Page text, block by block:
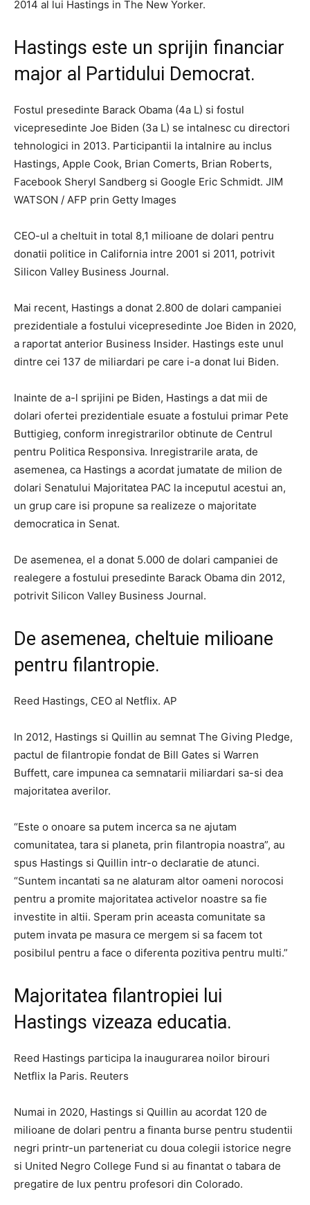
2014 al lui Hastings in The New Yorker.
Hastings este un sprijin financiar
major al Partidului Democrat.
Fostul presedinte Barack Obama (4a L) si fostul
vicepresedinte Joe Biden (3a L) se intalnesc cu directori
tehnologici in 2013. Participantii la intalnire au inclus
Hastings, Apple Cook, Brian Comerts, Brian Roberts,
Facebook Sheryl Sandberg si Google Eric Schmidt. JIM
WATSON / AFP prin Getty Images
CEO-ul a cheltuit in total 8,1 milioane de dolari pentru
donatii politice in California intre 2001 si 2011, potrivit
Silicon Valley Business Journal.
Mai recent, Hastings a donat 2.800 de dolari campaniei
prezidentiale a fostului vicepresedinte Joe Biden in 2020,
a raportat anterior Business Insider. Hastings este unul
dintre cei 137 de miliardari pe care i-a donat lui Biden.
Inainte de a-l sprijini pe Biden, Hastings a dat mii de
dolari ofertei prezidentiale esuate a fostului primar Pete
Buttigieg, conform inregistrarilor obtinute de Centrul
pentru Politica Responsiva. Inregistrarile arata, de
asemenea, ca Hastings a acordat jumatate de milion de
dolari Senatului Majoritatea PAC la inceputul acestui an,
un grup care isi propune sa realizeze o majoritate
democratica in Senat.
De asemenea, el a donat 5.000 de dolari campaniei de
realegere a fostului presedinte Barack Obama din 2012,
potrivit Silicon Valley Business Journal.
De asemenea, cheltuie milioane
pentru filantropie.
Reed Hastings, CEO al Netflix. AP
In 2012, Hastings si Quillin au semnat The Giving Pledge,
pactul de filantropie fondat de Bill Gates si Warren
Buffett, care impunea ca semnatarii miliardari sa-si dea
majoritatea averilor.
“Este o onoare sa putem incerca sa ne ajutam
comunitatea, tara si planeta, prin filantropia noastra”, au
spus Hastings si Quillin intr-o declaratie de atunci.
“Suntem incantati sa ne alaturam altor oameni norocosi
pentru a promite majoritatea activelor noastre sa fie
investite in altii. Speram prin aceasta comunitate sa
putem invata pe masura ce mergem si sa facem tot
posibilul pentru a face o diferenta pozitiva pentru multi.”
Majoritatea filantropiei lui
Hastings vizeaza educatia.
Reed Hastings participa la inaugurarea noilor birouri
Netflix la Paris. Reuters
Numai in 2020, Hastings si Quillin au acordat 120 de
milioane de dolari pentru a finanta burse pentru studentii
negri printr-un parteneriat cu doua colegii istorice negre
si United Negro College Fund si au finantat o tabara de
pregatire de lux pentru profesori din Colorado.